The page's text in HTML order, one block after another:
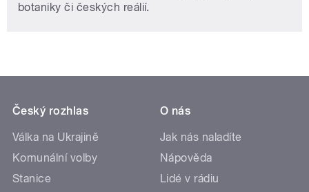
botaniky či českých reálií.
Český rozhlas
Válka na Ukrajině
Komunální volby
Stanice
O nás
Jak nás naladíte
Nápověda
Lidé v rádiu